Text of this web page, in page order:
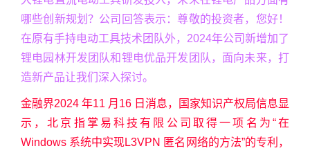
哪些创新规划？公司回答表示：尊敬的投资者，您好！
在原有手持电动工具技术团队外，2024年公司新增加了
锂电园林开发团队和锂电优品开发团队，面向未来，打
造新产品让我们深入探讨。
金融界2024 年11 月16 日消息，国家知识产权局信息显
示，北京指掌易科技有限公司取得一项名为“在
Windows 系统中实现L3VPN 匿名网络的方法”的专利，